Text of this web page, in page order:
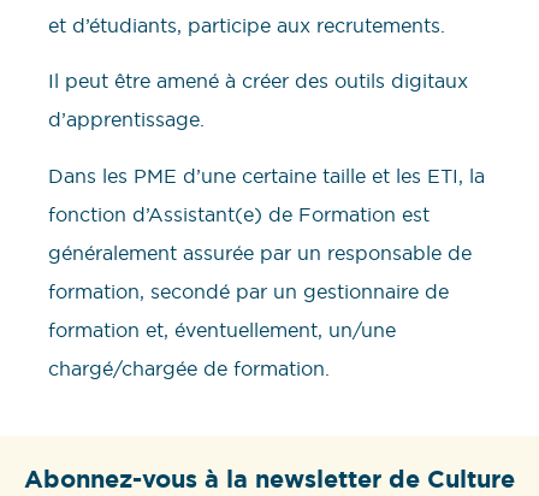
et d’étudiants, participe aux recrutements.
Il peut être amené à créer des outils digitaux
d’apprentissage.
Dans les PME d’une certaine taille et les ETI, la
fonction d’Assistant(e) de Formation est
généralement assurée par un responsable de
formation, secondé par un gestionnaire de
formation et, éventuellement, un/une
chargé/chargée de formation.
Abonnez-vous à la newsletter de Culture